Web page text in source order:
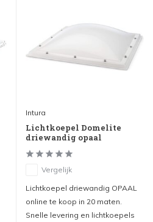
Intura
Lichtkoepel Domelite
driewandig opaal
Vergelijk
Lichtkoepel driewandig OPAAL
online te koop in 20 maten.
Snelle levering en lichtkoepels